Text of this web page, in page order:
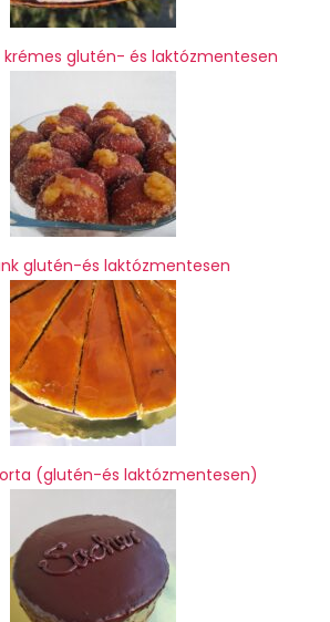
krémes glutén- és laktózmentesen
glutén-és laktózmentesen
(glutén-és laktózmentesen)